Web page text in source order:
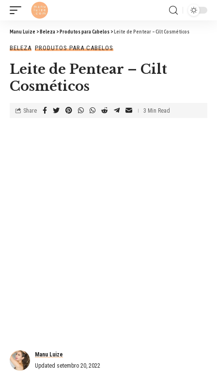
Manu Luize >Beleza >Produtos para Cabelos >Leite de Pentear – Cilt Cosméticos
BELEZA PRODUTOS PARA CABELOS
Leite de Pentear – Cilt
Cosméticos
Manu Luize
Updated setembro 20, 2022
Share 3 Min Read